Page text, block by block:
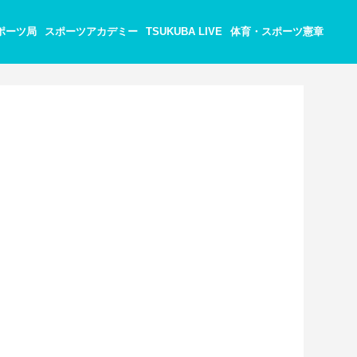
ーツ局 スポーツアカデミー TSUKUBA LIVE 体育・スポーツ憲章